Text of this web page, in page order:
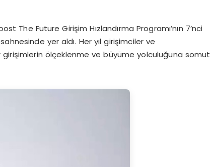
The Future Girişim Hızlandırma Programı’nın 7’nci
yer aldı. Her yıl girişimciler ve
girişimlerin ölçeklenme ve büyüme yolculuğuna somut